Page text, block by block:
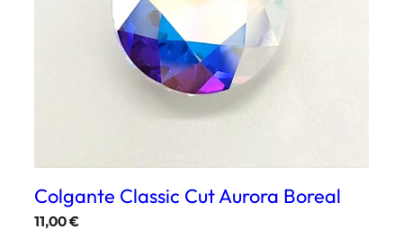
Colgante Classic Cut Aurora Boreal
11,00€